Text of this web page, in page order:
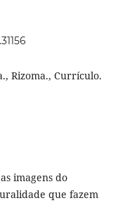
Rizoma., Currículo.
imagens do
que fazem